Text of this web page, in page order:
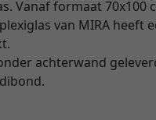
Vanaf formaat
van MIRA heeft
achterwand